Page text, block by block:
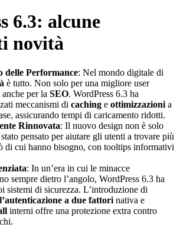
6.3: alcune
novità
delle Performance: Nel mondo digitale di
è tutto. Non solo per una migliore user
per la SEO. WordPress 6.3 ha
meccanismi di caching e ottimizzazioni a
assicurando tempi di caricamento ridotti.
Rinnovata: Il nuovo design non è solo
pensato per aiutare gli utenti a trovare più
di cui hanno bisogno, con tooltips informativi
: In un’era in cui le minacce
sempre dietro l’angolo, WordPress 6.3 ha
sistemi di sicurezza. L’introduzione di
l’autenticazione a due fattori nativa e
interni offre una protezione extra contro